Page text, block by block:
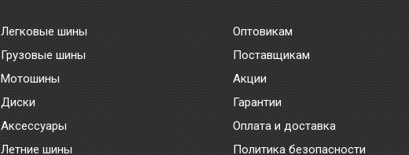
Легковые шины
Грузовые шины
Мотошины
Диски
Аксессуары
Летние шины
Оптовикам
Поставщикам
Акции
Гарантии
Оплата и доставка
Политика безопасности